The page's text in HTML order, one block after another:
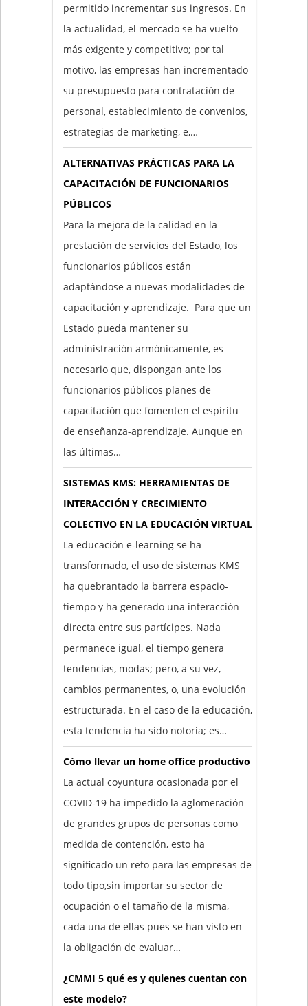
permitido incrementar sus ingresos. En
la actualidad, el mercado se ha vuelto
más exigente y competitivo; por tal
motivo, las empresas han incrementado
su presupuesto para contratación de
personal, establecimiento de convenios,
estrategias de marketing, e,…
ALTERNATIVAS PRÁCTICAS PARA LA
CAPACITACIÓN DE FUNCIONARIOS
PÚBLICOS
Para la mejora de la calidad en la
prestación de servicios del Estado, los
funcionarios públicos están
adaptándose a nuevas modalidades de
capacitación y aprendizaje. Para que un
Estado pueda mantener su
administración armónicamente, es
necesario que, dispongan ante los
funcionarios públicos planes de
capacitación que fomenten el espíritu
de enseñanza-aprendizaje. Aunque en
las últimas…
SISTEMAS KMS: HERRAMIENTAS DE
INTERACCIÓN Y CRECIMIENTO
COLECTIVO EN LA EDUCACIÓN VIRTUAL
La educación e-learning se ha
transformado, el uso de sistemas KMS
ha quebrantado la barrera espacio-
tiempo y ha generado una interacción
directa entre sus partícipes. Nada
permanece igual, el tiempo genera
tendencias, modas; pero, a su vez,
cambios permanentes, o, una evolución
estructurada. En el caso de la educación,
esta tendencia ha sido notoria; es…
Cómo llevar un home office productivo
La actual coyuntura ocasionada por el
COVID-19 ha impedido la aglomeración
de grandes grupos de personas como
medida de contención, esto ha
significado un reto para las empresas de
todo tipo,sin importar su sector de
ocupación o el tamaño de la misma,
cada una de ellas pues se han visto en
la obligación de evaluar…
¿CMMI 5 qué es y quienes cuentan con
este modelo?